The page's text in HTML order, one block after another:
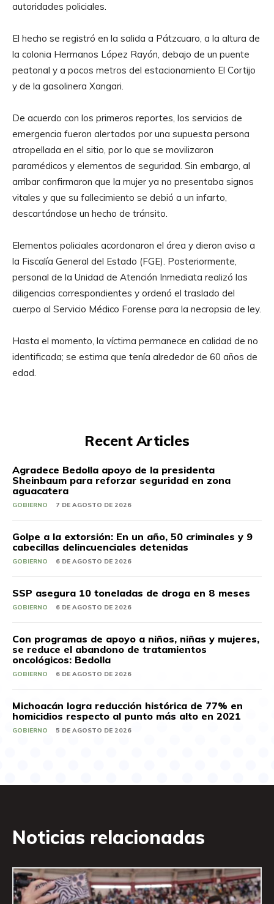
autoridades policiales.
El hecho se registró en la salida a Pátzcuaro, a la altura de
la colonia Hermanos López Rayón, debajo de un puente
peatonal y a pocos metros del estacionamiento El Cortijo
y de la gasolinera Xangari.
De acuerdo con los primeros reportes, los servicios de
emergencia fueron alertados por una supuesta persona
atropellada en el sitio, por lo que se movilizaron
paramédicos y elementos de seguridad. Sin embargo, al
arribar confirmaron que la mujer ya no presentaba signos
vitales y que su fallecimiento se debió a un infarto,
descartándose un hecho de tránsito.
Elementos policiales acordonaron el área y dieron aviso a
la Fiscalía General del Estado (FGE). Posteriormente,
personal de la Unidad de Atención Inmediata realizó las
diligencias correspondientes y ordenó el traslado del
cuerpo al Servicio Médico Forense para la necropsia de ley.
Hasta el momento, la víctima permanece en calidad de no
identificada; se estima que tenía alrededor de 60 años de
edad.
Recent Articles
Agradece Bedolla apoyo de la presidenta
Sheinbaum para reforzar seguridad en zona
aguacatera
GOBIERNO 7 DE AGOSTO DE 2026
Golpe a la extorsión: En un año, 50 criminales y 9
cabecillas delincuenciales detenidas
GOBIERNO 6 DE AGOSTO DE 2026
SSP asegura 10 toneladas de droga en 8 meses
GOBIERNO 6 DE AGOSTO DE 2026
Con programas de apoyo a niños, niñas y mujeres,
se reduce el abandono de tratamientos
oncológicos: Bedolla
GOBIERNO 6 DE AGOSTO DE 2026
Michoacán logra reducción histórica de 77% en
homicidios respecto al punto más alto en 2021
GOBIERNO 5 DE AGOSTO DE 2026
Noticias relacionadas